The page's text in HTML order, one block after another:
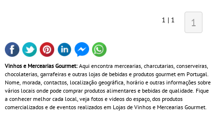
1 | 1 1
Vinhos e Mercearias Gourmet: Aqui encontra mercearias, charcutarias, conserveiras,
chocolaterias, garrafeiras e outras lojas de bebidas e produtos gourmet em Portugal.
Nome, morada, contactos, localização geográfica, horário e outras informações sobre
vários locais onde pode comprar produtos alimentares e bebidas de qualidade. Fique
a conhecer melhor cada local, veja fotos e videos do espaço, dos produtos
comercializados e de eventos realizados em Lojas de Vinhos e Mercearias Gourmet.